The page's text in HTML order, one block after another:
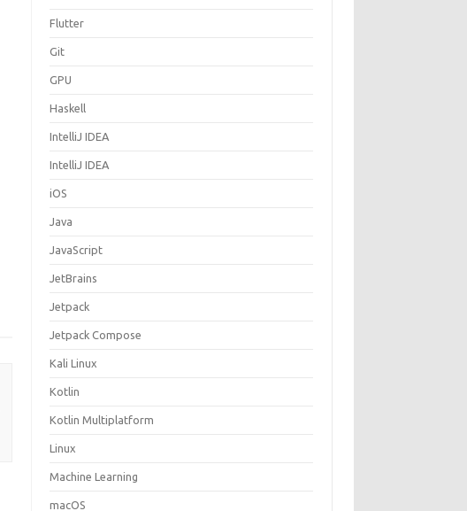
Flutter
Git
GPU
Haskell
IntelliJ IDEA
IntelliJ IDEA
iOS
Java
JavaScript
JetBrains
Jetpack
Jetpack Compose
Kali Linux
Kotlin
Kotlin Multiplatform
Linux
Machine Learning
macOS